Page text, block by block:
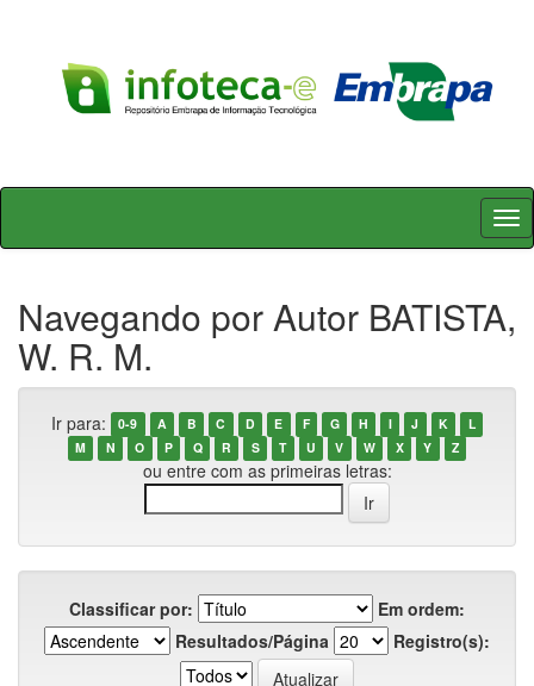
Skip
Navegando por Autor BATISTA,
W. R. M.
Ir para: 0-9 A B C D E F G H I J K
L
M
N O P Q R S T U V W X Y Z
ou entre com as primeiras letras:
Classificar por:
Em ordem:
Resultados/Página
Registro(s):